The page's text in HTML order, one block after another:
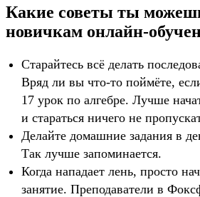
Какие советы ты
новичкам онлайн-
Старайтесь всё делать
Вряд ли вы что-то поймёте,
17 урок по алгебре. Лучше
и стараться ничего не
Делайте домашние задания в
Так лучше запоминается.
Когда нападает лень, просто
занятие. Преподаватели в